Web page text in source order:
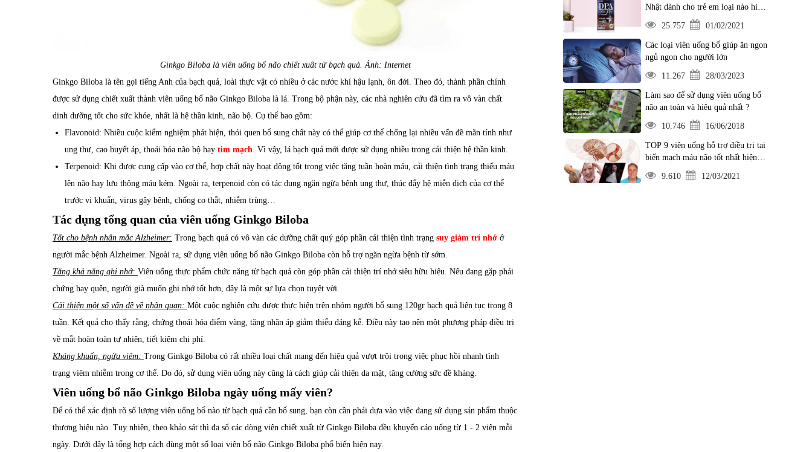
Ginkgo Biloba là viên uống bổ não chiết xuất từ bạch quả. Ảnh: Internet
Ginkgo Biloba là tên gọi tiếng Anh của bạch quả, loài thực vật có nhiều ở các nước khí hậu lạnh, ôn đới. Theo đó, thành phần chính
được sử dụng chiết xuất thành viên uống bổ não Ginkgo Biloba là lá. Trong bộ phận này, các nhà nghiên cứu đã tìm ra vô vàn chất
dinh dưỡng tốt cho sức khỏe, nhất là hệ thần kinh, não bộ. Cụ thể bao gồm:
Flavonoid: Nhiều cuộc kiểm nghiệm phát hiện, thói quen bổ sung chất này có thể giúp cơ thể chống lại nhiều vấn đề mãn tính như
ung thư, cao huyết áp, thoái hóa não bộ hay tim mạch . Vì vậy, lá bạch quả mới được sử dụng nhiều trong cải thiện hệ thần kinh.
Terpenoid: Khi được cung cấp vào cơ thể, hợp chất này hoạt động tốt trong việc tăng tuần hoàn máu, cải thiện tình trạng thiếu máu
lên não hay lưu thông máu kém. Ngoài ra, terpenoid còn có tác dụng ngăn ngừa bệnh ung thư, thúc đẩy hệ miễn dịch của cơ thể
trước vi khuẩn, virus gây bệnh, chống co thắt, nhiễm trùng…
Tác dụng tổng quan của viên uống Ginkgo Biloba
Tốt cho bệnh nhân mắc Alzheimer: Trong bạch quả có vô vàn các dưỡng chất quý góp phần cải thiện tình trạng suy giảm trí nhớ ở
người mắc bệnh Alzheimer. Ngoài ra, sử dụng viên uống bổ não Ginkgo Biloba còn hỗ trợ ngăn ngừa bệnh từ sớm.
Tăng khả năng ghi nhớ: Viên uống thực phẩm chức năng từ bạch quả còn góp phần cải thiện trí nhớ siêu hữu hiệu. Nếu đang gặp phải
chứng hay quên, người già muốn ghi nhớ tốt hơn, đây là một sự lựa chọn tuyệt vời.
Cải thiện một số vấn đề về nhãn quan: Một cuộc nghiên cứu được thực hiện trên nhóm người bổ sung 120gr bạch quả liên tục trong 8
tuần. Kết quả cho thấy rằng, chứng thoái hóa điểm vàng, tăng nhãn áp giảm thiểu đáng kể. Điều này tạo nên một phương pháp điều trị
về mắt hoàn toàn tự nhiên, tiết kiệm chi phí.
Kháng khuẩn, ngừa viêm: Trong Ginkgo Biloba có rất nhiều loại chất mang đến hiệu quả vượt trội trong việc phục hồi nhanh tình
trạng viêm nhiễm trong cơ thể. Do đó, sử dụng viên uống này cũng là cách giúp cải thiện da mặt, tăng cường sức đề kháng.
Viên uống bổ não Ginkgo Biloba ngày uống mấy viên?
Để có thể xác định rõ số lượng viên uống bổ nào từ bạch quả cần bổ sung, bạn còn cần phải dựa vào việc đang sử dụng sản phẩm thuộc
thương hiệu nào. Tuy nhiên, theo khảo sát thì đa số các dòng viên chiết xuất từ Ginkgo Biloba đều khuyến cáo uống từ 1 - 2 viên mỗi
ngày. Dưới đây là tổng hợp cách dùng một số loại viên bổ não Ginkgo Biloba phổ biến hiện nay.
Nhật dành cho trẻ em loại nào hiệu
quả?
25.757 01/02/2021
Các loại viên uống bổ giúp ăn ngon
ngủ ngon cho người lớn
11.267 28/03/2023
Làm sao để sử dụng viên uống bổ
não an toàn và hiệu quả nhất ?
10.746 16/06/2018
TOP 9 viên uống hỗ trợ điều trị tai
biến mạch máu não tốt nhất hiện
nay
9.610 12/03/2021